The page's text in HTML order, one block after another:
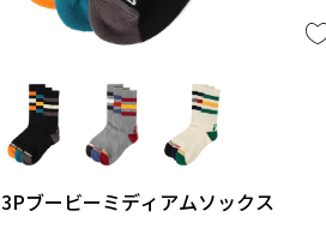
3Pブービーミディアムソックス